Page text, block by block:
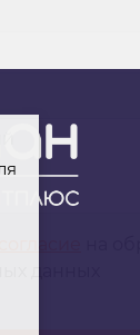
данных